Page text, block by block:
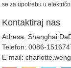
se za upotrebu u
Kontaktiraj nas
Adresa: Shanghai
Telefon:0086-
E-mail: